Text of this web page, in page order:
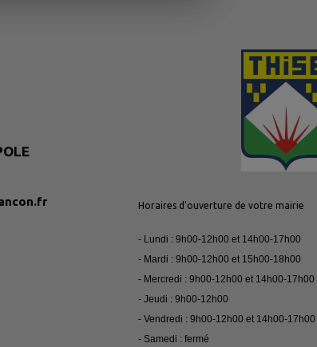
Horaires d'ouverture de votre mairie
- Lundi : 9h00-12h00 et 14h00-17h00
- Mardi : 9h00-12h00 et 15h00-18h00
- Mercredi : 9h00-12h00 et 14h00-17h00
- Jeudi : 9h00-12h00
- Vendredi : 9h00-12h00 et 14h00-17h00
- Samedi : fermé